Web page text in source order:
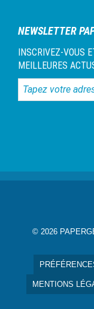
NEWSLETTER
INSCRIVEZ-VOUS
MEILLEURES
Tapez
votre
© 2026
MENTIONS